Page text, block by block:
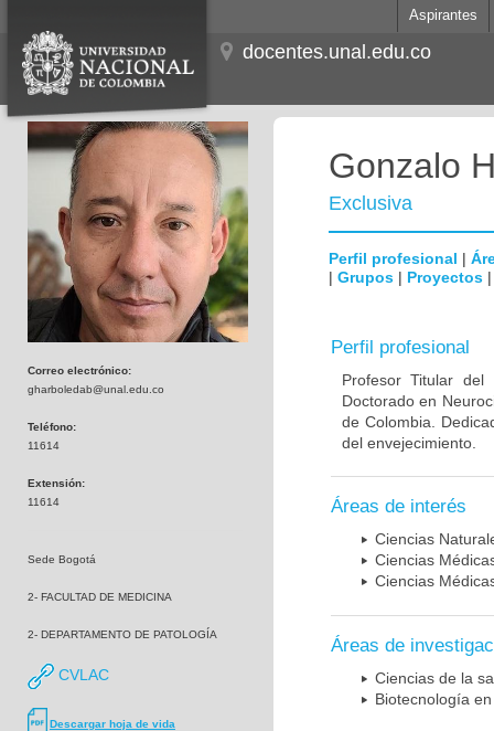
Aspirantes
docentes.unal.edu.co
Correo electrónico:
gharboledab@unal.edu.co
Teléfono:
11614
Extensión:
11614
Sede Bogotá
2- FACULTAD DE MEDICINA
2- DEPARTAMENTO DE PATOLOGÍA
CVLAC
Descargar hoja de vida
Gonzalo
Exclusiva
Perfil profesional |
| Grupos | Proyectos
Perfil profesional
Profesor Titular
Doctorado en
de Colombia.
del envejecimiento.
Áreas de interés
Ciencias
Ciencias
Ciencias
Áreas de
Ciencias de la
Biotecnología